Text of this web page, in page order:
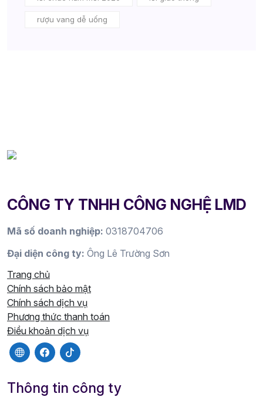
rượu vang dễ uống
CÔNG TY TNHH CÔNG NGHỆ LMD
Mã số doanh nghiệp: 0318704706
Đại diện công ty: Ông Lê Trường Sơn
Trang chủ
Chính sách bảo mật
Chính sách dịch vụ
Phương thức thanh toán
Điều khoản dịch vụ
Thông tin công ty